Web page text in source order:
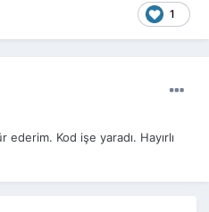
1
Kod işe yaradı. Hayırlı